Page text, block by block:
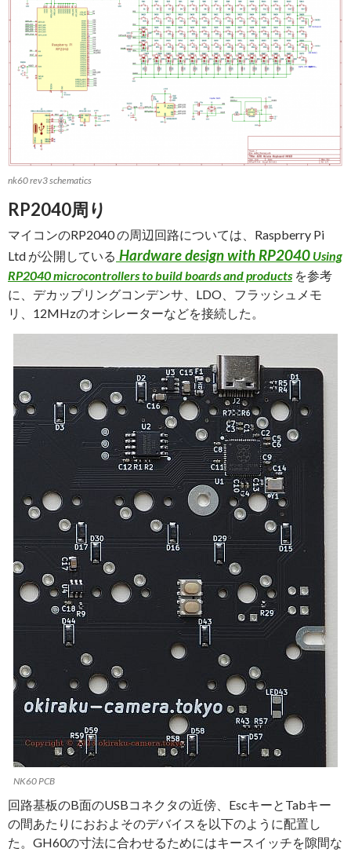
nk60 rev3 schematics
RP2040周り
マイコンのRP2040 の周辺回路については、Raspberry Pi
Ltd が公開している Hardware design with RP2040 Using
RP2040 microcontrollers to build boards and products を参考
に、デカップリングコンデンサ、LDO、フラッシュメモ
リ、12MHzのオシレーターなどを接続した。
NK60 PCB
回路基板のB面のUSBコネクタの近傍、EscキーとTabキー
の間あたりにおおよそのデバイスを以下のように配置し
た。GH60の寸法に合わせるためにはキースイッチを隙間な